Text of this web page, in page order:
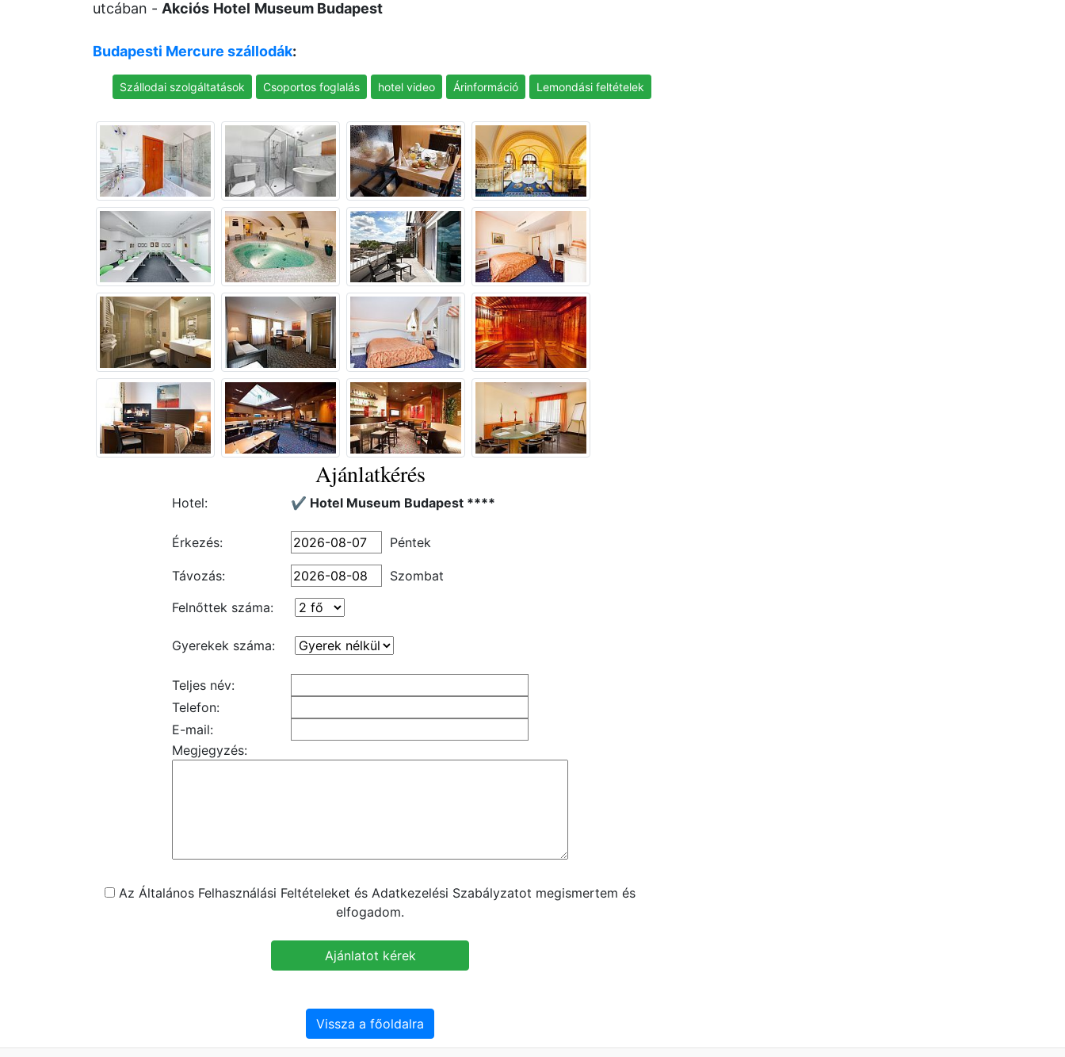
utcában - Akciós Hotel Museum Budapest
Budapesti Mercure szállodák:
Szállodai szolgáltatások Csoportos foglalás hotel video Árinformáció Lemondási feltételek
Ajánlatkérés
Hotel: ✔️ Hotel Museum Budapest ****
Érkezés: Péntek
Távozás:
Szombat
Felnőttek száma:
Gyerekek száma:
Teljes név:
Telefon:
E-mail:
Megjegyzés:
Az Általános Felhasználási Feltételeket és Adatkezelési Szabályzatot megismertem és
elfogadom.
Vissza a főoldalra